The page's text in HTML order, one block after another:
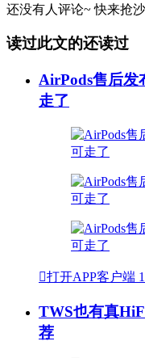
还没有人评论~ 快来抢
读过此文的还读过
AirPods售后发
走了
打开APP客户端
TWS也有真
荐